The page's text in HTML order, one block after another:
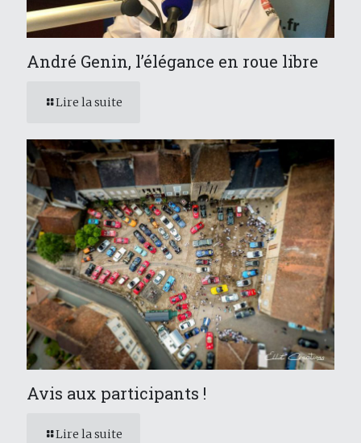
André Genin, l’élégance en roue libre
Lire la suite
Avis aux participants !
Lire la suite